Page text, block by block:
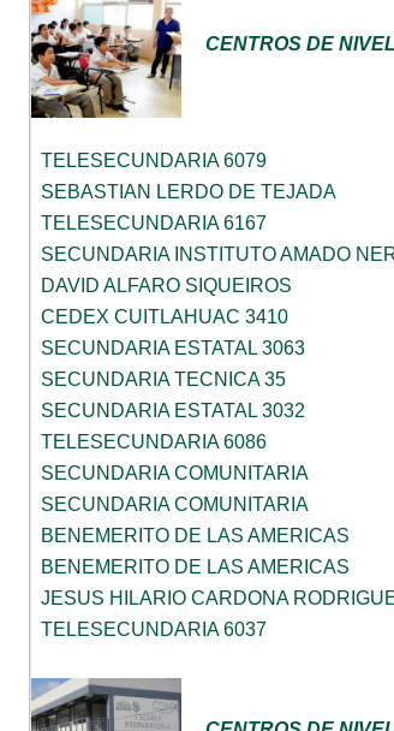
CENTROS DE
TELESECUNDARIA 6079
SEBASTIAN LERDO DE TEJADA
TELESECUNDARIA 6167
SECUNDARIA INSTITUTO AMADO
DAVID ALFARO SIQUEIROS
CEDEX CUITLAHUAC 3410
SECUNDARIA ESTATAL 3063
SECUNDARIA TECNICA 35
SECUNDARIA ESTATAL 3032
TELESECUNDARIA 6086
SECUNDARIA COMUNITARIA
SECUNDARIA COMUNITARIA
BENEMERITO DE LAS AMERICAS
BENEMERITO DE LAS AMERICAS
JESUS HILARIO CARDONA
TELESECUNDARIA 6037